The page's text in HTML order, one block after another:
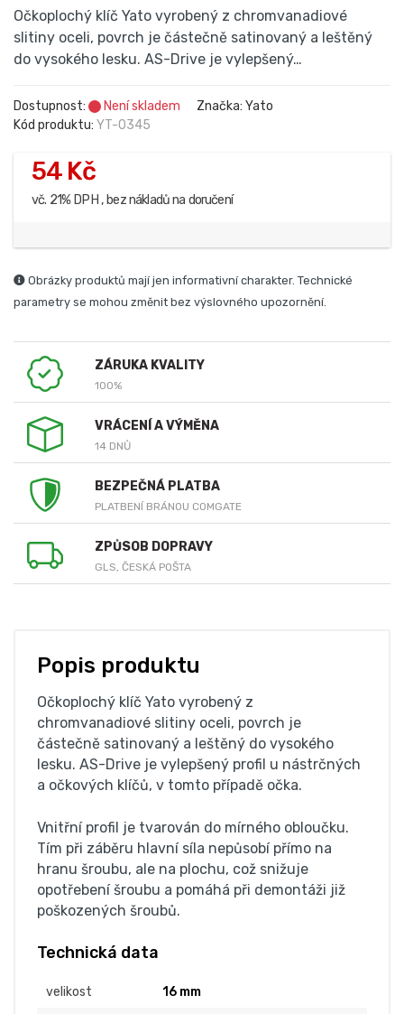
Očkoplochý klíč Yato vyrobený z chromvanadiové
slitiny oceli, povrch je částečně satinovaný a leštěný
do vysokého lesku. AS-Drive je vylepšený…
Dostupnost: Není skladem
Značka: Yato
Kód produktu: YT-0345
54 Kč
vč. 21% DPH , bez nákladů na doručení
Obrázky produktů mají jen informativní charakter. Technické
parametry se mohou změnit bez výslovného upozornění.
ZÁRUKA KVALITY
100%
VRÁCENÍ A VÝMĚNA
14 DNŮ
BEZPEČNÁ PLATBA
PLATBENÍ BRÁNOU COMGATE
ZPŮSOB DOPRAVY
GLS, ČESKÁ POŠTA
Popis produktu
Očkoplochý klíč Yato vyrobený z
chromvanadiové slitiny oceli, povrch je
částečně satinovaný a leštěný do vysokého
lesku. AS-Drive je vylepšený profil u nástrčných
a očkových klíčů, v tomto případě očka.
Vnitřní profil je tvarován do mírného obloučku.
Tím při záběru hlavní síla nepůsobí přímo na
hranu šroubu, ale na plochu, což snižuje
opotřebení šroubu a pomáhá při demontáži již
poškozených šroubů.
Technická data
velikost
16 mm